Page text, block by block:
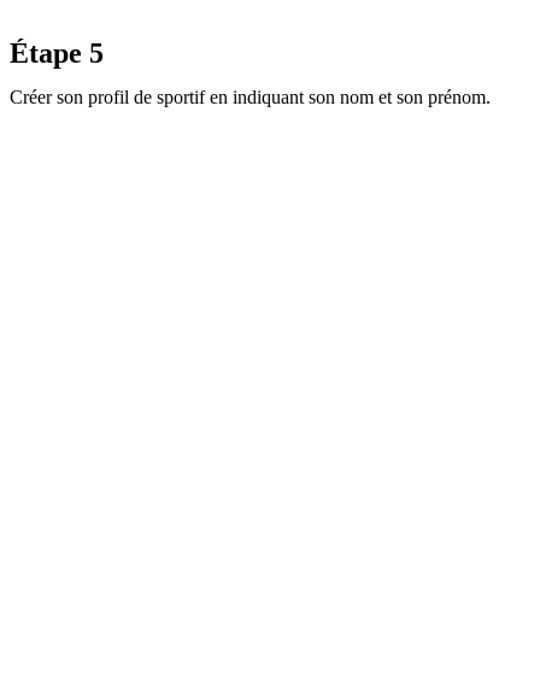
Étape 5
Créer son profil de sportif en indiquant son nom et son prénom.